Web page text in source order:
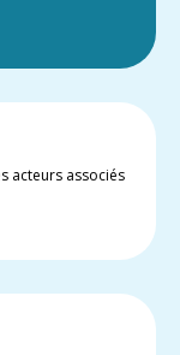
acteurs associés